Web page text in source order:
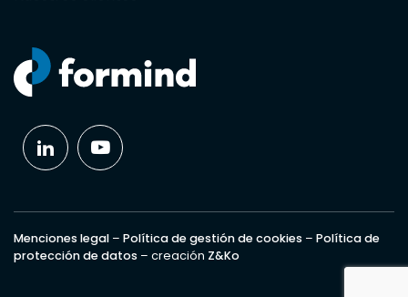
Menciones legal – Política de gestión de cookies – Política de
protección de datos – creación Z&Ko